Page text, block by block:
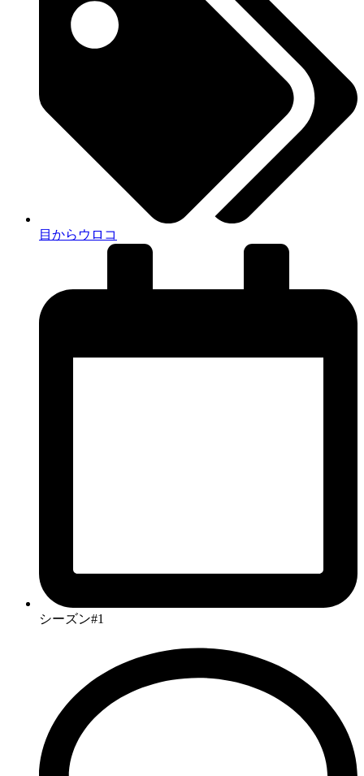
目からウロコ
シーズン#1